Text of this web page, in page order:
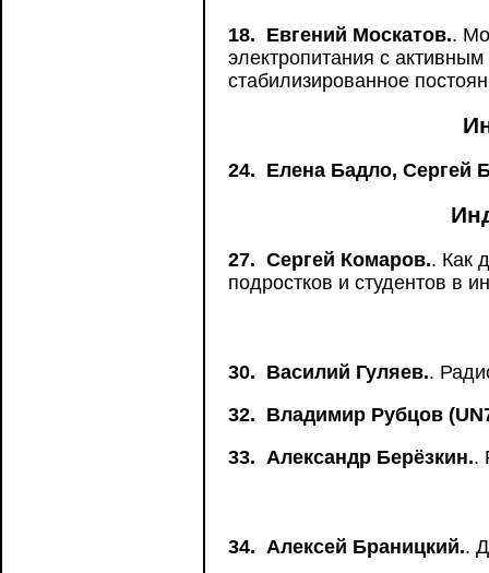
18. Евгений Москатов..
электропитания с
стабилизированное
24. Елена Бадло, Сергей
27. Сергей Комаров.. Как
подростков и студентов в
30. Василий Гуляев..
32. Владимир Рубцов
33. Александр Берёзкин..
34. Алексей Браницкий..